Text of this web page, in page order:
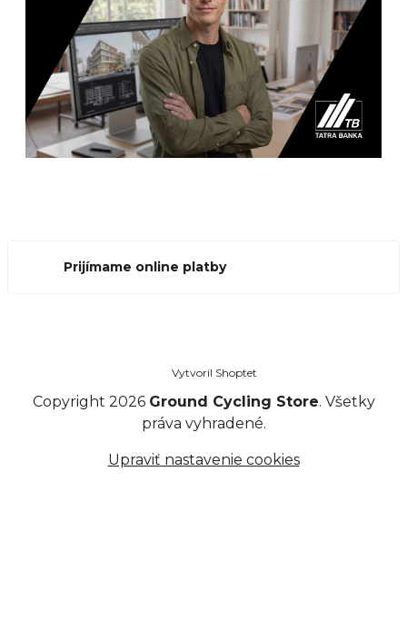
Prijímame online platby
Vytvoril Shoptet
Copyright 2026 Ground Cycling Store. Všetky
práva vyhradené.
Upraviť nastavenie cookies